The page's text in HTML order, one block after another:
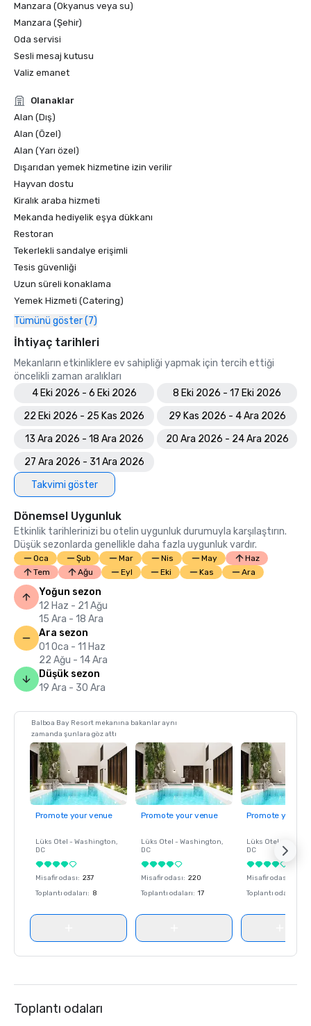
Manzara (Okyanus veya su)
Manzara (Şehir)
Oda servisi
Sesli mesaj kutusu
Valiz emanet
Olanaklar
Alan (Dış)
Alan (Özel)
Alan (Yarı özel)
Dışarıdan yemek hizmetine izin verilir
Hayvan dostu
Kiralık araba hizmeti
Mekanda hediyelik eşya dükkanı
Restoran
Tekerlekli sandalye erişimli
Tesis güvenliği
Uzun süreli konaklama
Yemek Hizmeti (Catering)
Tümünü göster (7)
İhtiyaç tarihleri
Mekanların etkinliklere ev sahipliği yapmak için tercih ettiği
öncelikli zaman aralıkları
4 Eki 2026 - 6 Eki 2026
8 Eki 2026 - 17 Eki 2026
22 Eki 2026 - 25 Kas 2026
29 Kas 2026 - 4 Ara 2026
13 Ara 2026 - 18 Ara 2026
20 Ara 2026 - 24 Ara 2026
27 Ara 2026 - 31 Ara 2026
Takvimi göster
Dönemsel Uygunluk
Etkinlik tarihlerinizi bu otelin uygunluk durumuyla karşılaştırın.
Düşük sezonlarda genellikle daha fazla uygunluk vardır.
Oca Şub Mar Nis May
Haz
Tem
Ağu Eyl Eki Kas Ara
Yoğun sezon
12 Haz - 21 Ağu
15 Ara - 18 Ara
Ara sezon
01 Oca - 11 Haz
22 Ağu - 14 Ara
Düşük sezon
19 Ara - 30 Ara
Balboa Bay Resort mekanına bakanlar aynı
zamanda şunlara göz attı
Promote your venue
Lüks Otel - Washington,
DC
Misafir odası: 237
Toplantı odaları: 8
Promote your venue
Lüks Otel - Washington,
DC
Misafir odası: 220
Toplantı odaları: 17
Promote your
Lüks Otel -
DC
Misafir odası
Toplantı odaları
Toplantı odaları